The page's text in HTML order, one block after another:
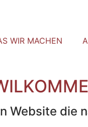
WIR MACHEN
Website die